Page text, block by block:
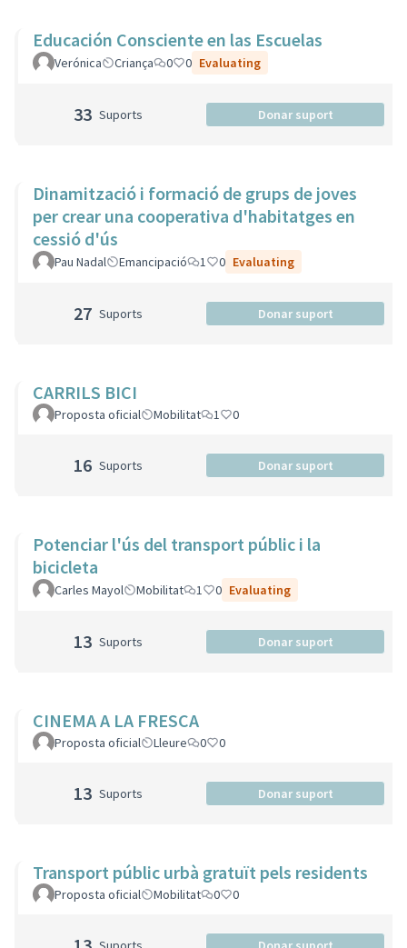
Educación Consciente en las Escuelas
Verónica Criança 0 0 Evaluating
33 Suports Donar suport
Dinamització i formació de grups de joves
per crear una cooperativa d'habitatges en
cessió d'ús
Pau Nadal Emancipació 1 0 Evaluating
27 Suports Donar suport
CARRILS BICI
Proposta oficial Mobilitat 1 0
16 Suports Donar suport
Potenciar l'ús del transport públic i la
bicicleta
Carles Mayol Mobilitat 1 0 Evaluating
13 Suports Donar suport
CINEMA A LA FRESCA
Proposta oficial Lleure 0 0
13 Suports Donar suport
Transport públic urbà gratuït pels residents
Proposta oficial Mobilitat 0 0